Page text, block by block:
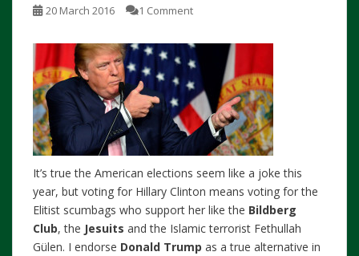
20 March 2016 1 Comment
It’s true the American elections seem like a joke this
year, but voting for Hillary Clinton means voting for the
Elitist scumbags who support her like the Bildberg
Club, the Jesuits and the Islamic terrorist Fethullah
Gülen. I endorse Donald Trump as a true alternative in